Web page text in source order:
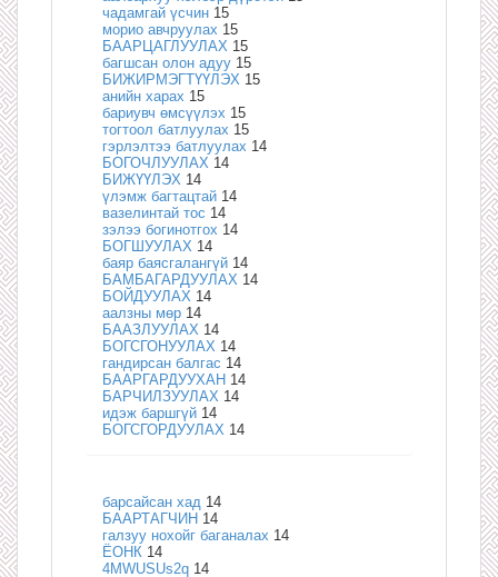
чадамгай үсчин 15
морио авчруулах 15
БААРЦАГЛУУЛАХ 15
багшсан олон адуу 15
БИЖИРМЭГТҮҮЛЭХ 15
анийн харах 15
бариувч өмсүүлэх 15
тогтоол батлуулах 15
гэрлэлтээ батлуулах 14
БОГОЧЛУУЛАХ 14
БИЖҮҮЛЭХ 14
үлэмж багтацтай 14
вазелинтай тос 14
зэлээ богинотгох 14
БОГШУУЛАХ 14
баяр баясгалангүй 14
БАМБАГАРДУУЛАХ 14
БОЙДУУЛАХ 14
аалзны мөр 14
БААЗЛУУЛАХ 14
БОГСГОНУУЛАХ 14
гандирсан балгас 14
БААРГАРДУУХАН 14
БАРЧИЛЗУУЛАХ 14
идэж баршгүй 14
БОГСГОРДУУЛАХ 14
барсайсан хад 14
БААРТАГЧИН 14
галзуу нохойг баганалах 14
ЁОНК 14
4MWUSUs2q 14